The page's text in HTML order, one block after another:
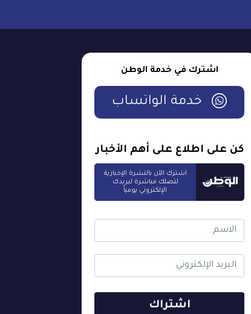
اشترك في خدمة الوطن
خدمة الواتساب
كن على اطلاع على أهم الأخبار
اشترك الآن بالنشرة الإخبارية
لتصلك مباشرة لبريدك
الإلكتروني يومياً
اشتراك